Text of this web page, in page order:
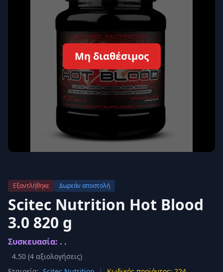
Μη διαθέσιμος
Εξαντλήθηκε Δωρεάν αποστολή
Scitec Nutrition Hot Blood
3.0 820 g
Συσκευασία: . .
4.50 (4 αξιολογήσεις)
Δεν έχετε λογαριασμό; Εγγραφείτε εδώ
Επιστροφή Ασφαλής σύνδεση